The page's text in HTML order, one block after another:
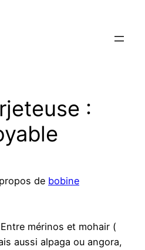
:
de bobine
mérinos et mohair (
aussi alpaga ou angora,